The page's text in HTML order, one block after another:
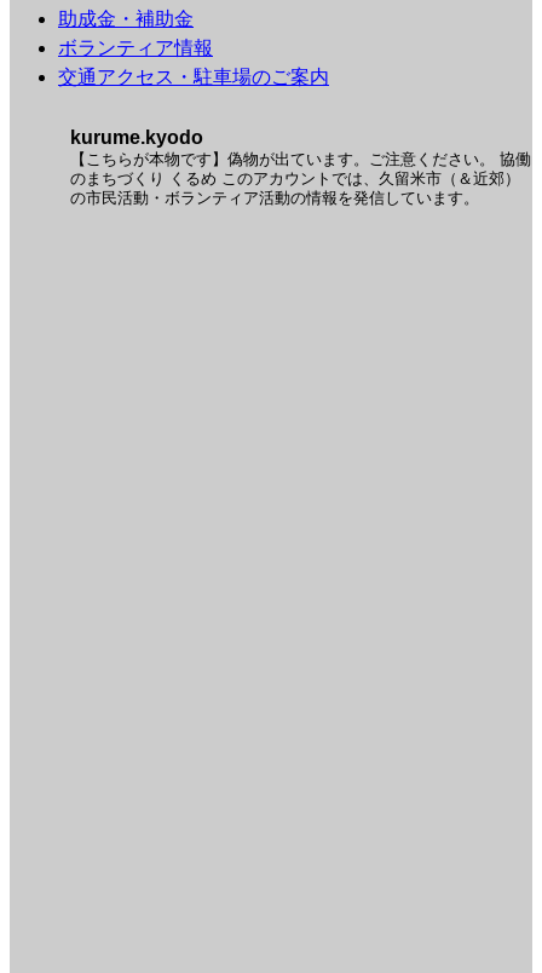
助成金・補助金
ボランティア情報
交通アクセス・駐車場のご案内
kurume.kyodo
【こちらが本物です】偽物が出ています。ご注意ください。
協働
のまちづくり くるめ このアカウントでは、久留米市（＆近郊）
の市民活動・ボランティア活動の情報を発信しています。